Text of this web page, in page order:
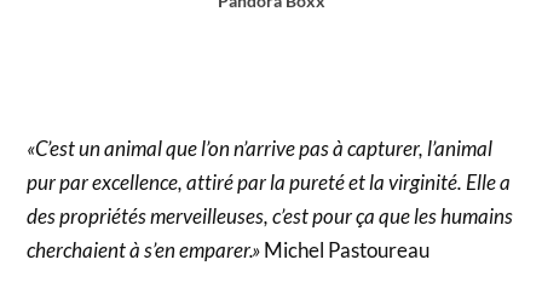
«C’est un animal que l’on n’arrive pas à capturer, l’animal
pur par excellence, attiré par la pureté et la virginité. Elle a
des propriétés merveilleuses, c’est pour ça que les humains
cherchaient à s’en emparer.»Michel Pastoureau